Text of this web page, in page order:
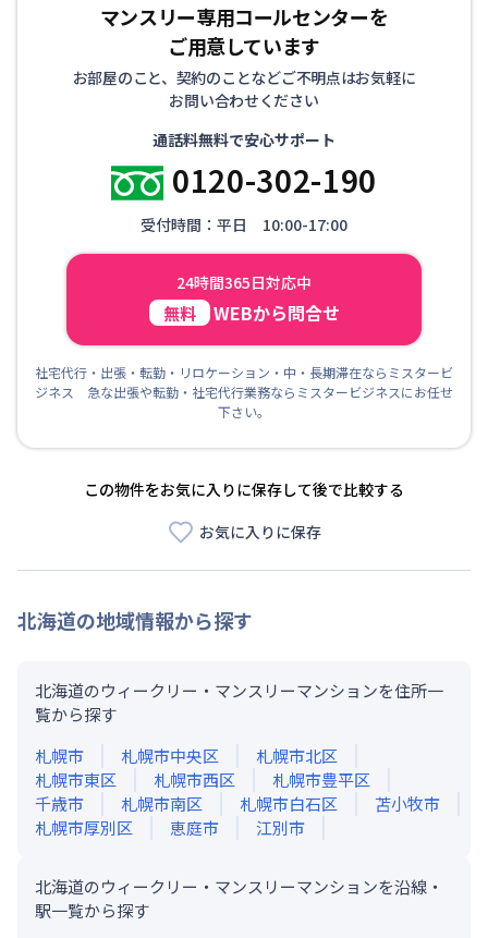
マンスリー専用コールセンターを
ご用意しています
お部屋のこと、契約のことなどご不明点はお気軽に
お問い合わせください
通話料無料で安心サポート
0120-302-190
受付時間：平日 10:00-17:00
24時間365日対応中
無料 WEBから問合せ
社宅代行・出張・転勤・リロケーション・中・長期滞在ならミスタービ
ジネス 急な出張や転勤・社宅代行業務ならミスタービジネスにお任せ
下さい。
この物件をお気に入りに保存して後で比較する
お気に入りに保存
北海道の地域情報から探す
北海道のウィークリー・マンスリーマンションを住所一
覧から探す
札幌市
札幌市中央区
札幌市北区
札幌市東区
札幌市西区
札幌市豊平区
千歳市
札幌市南区 札幌市白石区
苫小牧市
札幌市厚別区
恵庭市 江別市
北海道のウィークリー・マンスリーマンションを沿線・
駅一覧から探す